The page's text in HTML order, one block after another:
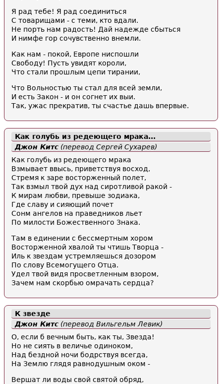
Я рад тебе! Я рад соединиться
С товарищами - с теми, кто вдали.
Не порть нам радость! Дай надежде сбыться
И нимфе гор сочувственно внемли.
Как нам - покой, Европе ниспошли
Свободу! Пусть увидят короли,
Что стали прошлым цепи тирании,
Что Вольностью ты стал для всей земли,
И есть Закон - и он согнет их выи.
Так, ужас прекратив, ты счастье дашь впервые.
Как голубь из редеющего мрака...
Джон Китс (перевод Сергей Сухарев)
Как голубь из редеющего мрака
Взмывает ввысь, приветствуя восход,
Стремя к заре восторженный полет,
Так взмыл твой дух над сиротливой ракой -
К мирам любви, превыше зодиака,
Где славу и сияющий почет
Сонм ангелов на праведников льет
По милости Божественного Знака.
Там в единении с бессмертным хором
Восторженной хвалой ты чтишь Творца -
Иль к звездам устремляешься дозором
По слову Всемогущего Отца.
Удел твой видя просветленным взором,
Зачем нам скорбью омрачать сердца?
К звезде
Джон Китс (перевод Вильгельм Левик)
О, если б вечным быть, как ты, Звезда!
Но не сиять в величье одиноком,
Над бездной ночи бодрствуя всегда,
На Землю глядя равнодушным оком -
Вершат ли воды свой святой обряд,